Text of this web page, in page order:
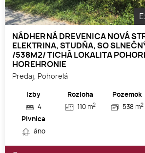
NÁDHERNÁ DREVENICA NOVÁ
ELEKTRINA, STUDŇA, SO
/538M2/ TICHÁ LOKALITA
HOREHRONIE
Predaj, Pohorelá
Izby
4
Rozloha
110 m2
Pozemok
538 m2
Pivnica
áno